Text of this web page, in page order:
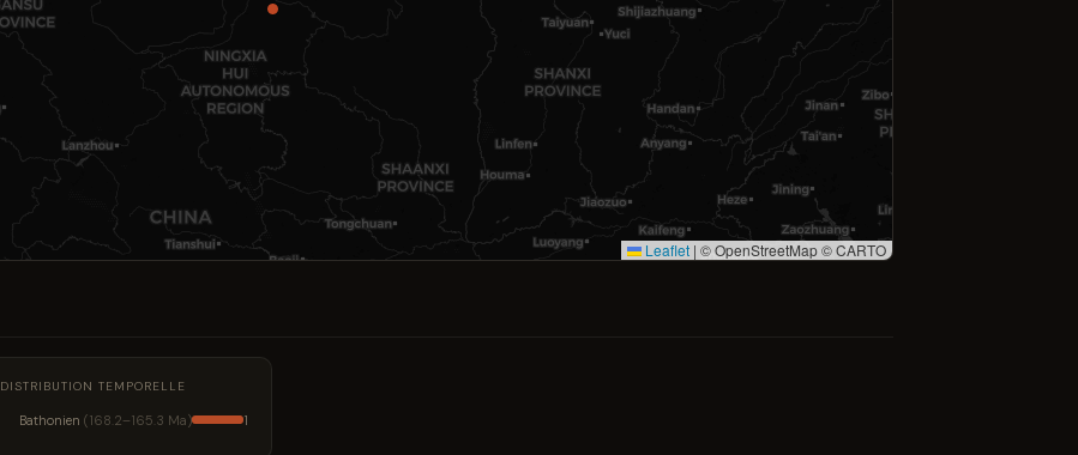
Leaflet | © OpenStreetMap © CARTO
DISTRIBUTION TEMPORELLE
Bathonien (168.2–165.3 Ma) 1